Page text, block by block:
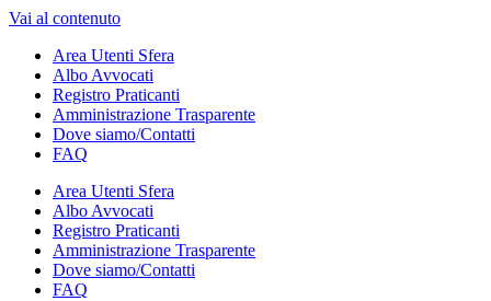
Vai al contenuto
Area Utenti Sfera
Albo Avvocati
Registro Praticanti
Amministrazione Trasparente
Dove siamo/Contatti
FAQ
Area Utenti Sfera
Albo Avvocati
Registro Praticanti
Amministrazione Trasparente
Dove siamo/Contatti
FAQ